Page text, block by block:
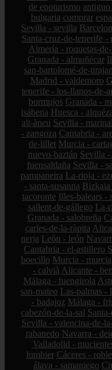
de enoturismo
bulgaria comprar
Sevilla - sevilla
Santa-cruz-de-tenerife -
Almería - roquetas-
Granada - almuñécar
san-bartolomé-de-
Madrid - valdemoro
tenerife - los-llanos-de-
bormujos Granada -
isábena Huesca -
alt-àneu Sevilla -
- zangoza Cantabria -
de-lillet Murcia -
nuevo-baztán Sevilla -
fuensaldaña Sevilla -
pampaneira La-rioja -
- santa-susanna Bizkaia
tacoronte Illes-balears -
sallent-de-gállego La-
Granada - salobreña
carles-de-la-ràpita
nerja León - león
Cantabria - el-astillero
boecillo Murcia - murcia
- calvià Alicante -
Málaga - fuengirola
san-mateo Las-palmas -
- badajoz Málaga -
cabezón-de-la-sal
Sevilla - valencina-de-
rabanedo Navarra -
Valladolid -
lumbier Cáceres -
álava - samaniego